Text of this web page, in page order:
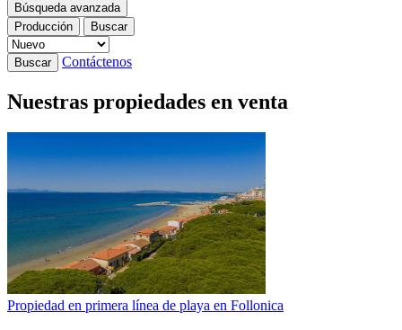
Búsqueda avanzada
Producción
Buscar
Buscar Contáctenos
Nuestras propiedades en venta
Propiedad en primera línea de playa en Follonica